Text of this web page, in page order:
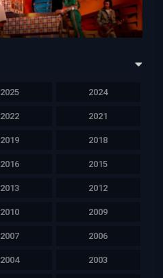
2025 2024
2022 2021
2019 2018
2016 2015
2013 2012
2010 2009
2007 2006
2004 2003